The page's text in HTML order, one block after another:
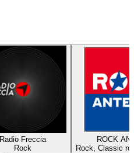
Radio Freccia
Rock
ROCK
Rock, Classic